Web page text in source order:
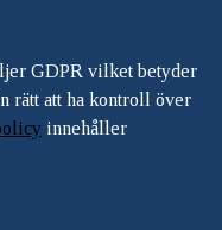
GDPR vilket betyder
rätt att ha kontroll över
innehåller